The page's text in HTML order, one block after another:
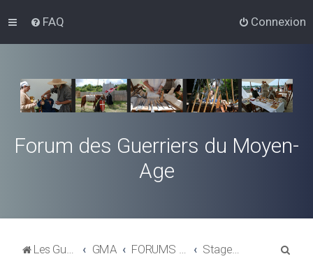
FAQ Connexion
Forum des Guerriers du Moyen-
Age
Les Guerriers du Moyen-Age GMA FORUMS D'ANNONCES Stages, évènements et tournois d'escrime médiévale et combat médiéval